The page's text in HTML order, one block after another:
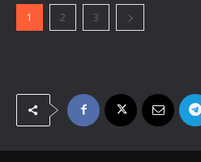
1 2 3